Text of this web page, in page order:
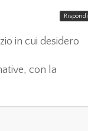
in cui desidero
con la
Rispondi